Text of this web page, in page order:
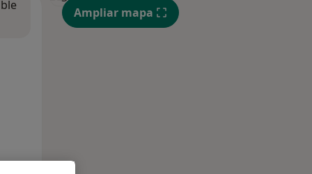
Ampliar mapa